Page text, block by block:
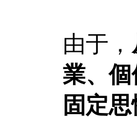
由于，
業、
固定